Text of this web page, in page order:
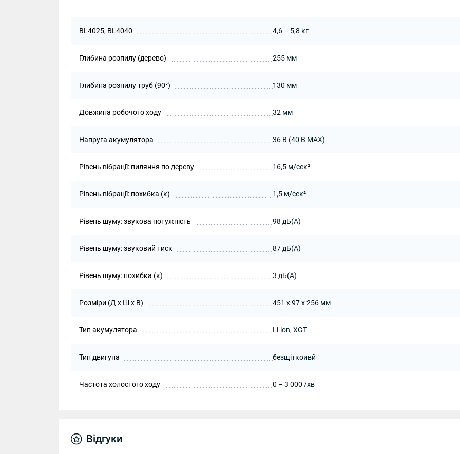
BL4025, BL4040 4,6 – 5,8 кг
Глибина розпилу (дерево) 255 мм
Глибина розпилу труб (90°) 130 мм
Довжина робочого ходу 32 мм
Напруга акумулятора 36 В (40 В MAX)
Рівень вібрації: пиляння по дереву 16,5 м/сек²
Рівень вібрації: похибка (к) 1,5 м/сек²
Рівень шуму: звукова потужність 98 дБ(А)
Рівень шуму: звуковий тиск 87 дБ(А)
Рівень шуму: похибка (к) 3 дБ(А)
Розміри (Д х Ш х В) 451 x 97 x 256 мм
Тип акумулятора Li-ion, XGT
Тип двигуна безщіткоивй
Частота холостого ходу 0 – 3 000 /хв
Відгуки